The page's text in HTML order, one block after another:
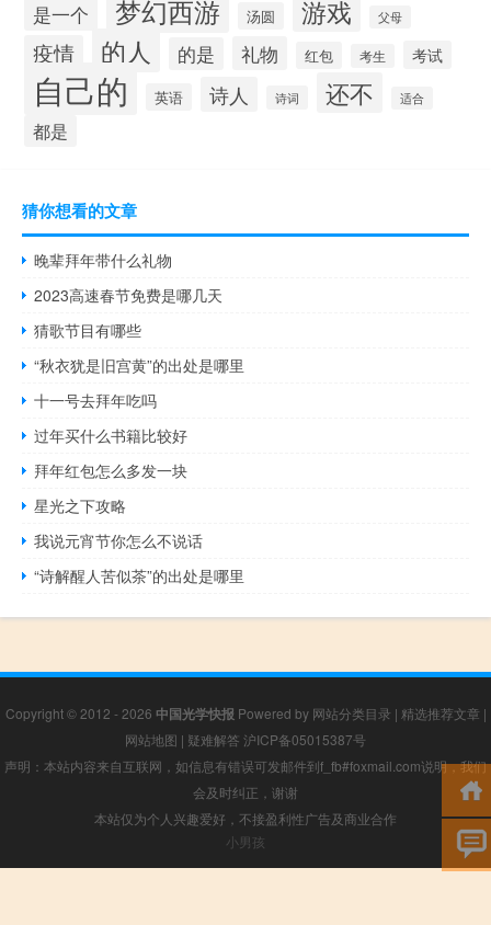
是一个 梦幻西游 汤圆 游戏 父母
疫情 的人 的是 礼物 红包 考生 考试
自己的 英语 诗人 诗词 还不 适合
都是
猜你想看的文章
晚辈拜年带什么礼物
2023高速春节免费是哪几天
猜歌节目有哪些
“秋衣犹是旧宫黄”的出处是哪里
十一号去拜年吃吗
过年买什么书籍比较好
拜年红包怎么多发一块
星光之下攻略
我说元宵节你怎么不说话
“诗解醒人苦似茶”的出处是哪里
Copyright © 2012 - 2026 中国光学快报 Powered by 网站分类目录 | 精选推荐文章 |
网站地图 | 疑难解答 沪ICP备05015387号
声明：本站内容来自互联网，如信息有错误可发邮件到f_fb#foxmail.com说明，我们
会及时纠正，谢谢
本站仅为个人兴趣爱好，不接盈利性广告及商业合作
小男孩